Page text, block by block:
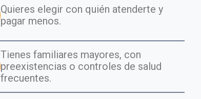
Quieres elegir con quién atenderte y
pagar menos.
Tienes familiares mayores, con
preexistencias o controles de salud
frecuentes.